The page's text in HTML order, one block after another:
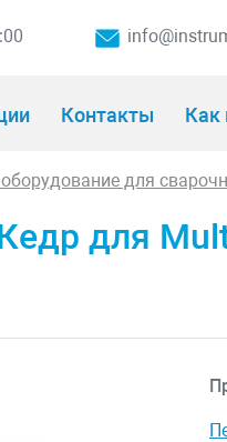
Контакты Как
для
для